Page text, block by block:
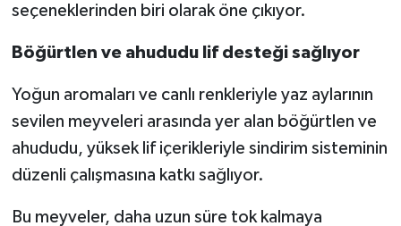
seçeneklerinden biri olarak öne çıkıyor.
Böğürtlen ve ahududu lif desteği sağlıyor
Yoğun aromaları ve canlı renkleriyle yaz aylarının
sevilen meyveleri arasında yer alan böğürtlen ve
ahududu, yüksek lif içerikleriyle sindirim sisteminin
düzenli çalışmasına katkı sağlıyor.
Bu meyveler, daha uzun süre tok kalmaya